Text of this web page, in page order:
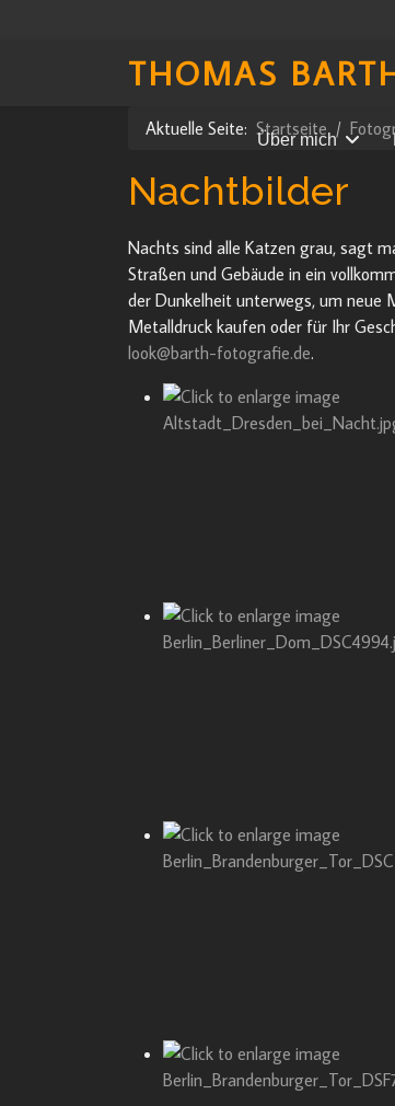
THOMAS
Über mich
Aktuelle Seite: Startseite
Nachtbilder
Nachts sind alle Katzen grau, sagt
Straßen und Gebäude in ein
der Dunkelheit unterwegs, um neue
Metalldruck kaufen oder für Ihr
look@barth-fotografie.de.